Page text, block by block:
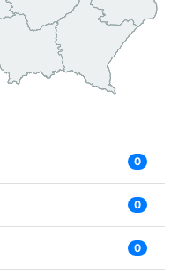
0
0
0